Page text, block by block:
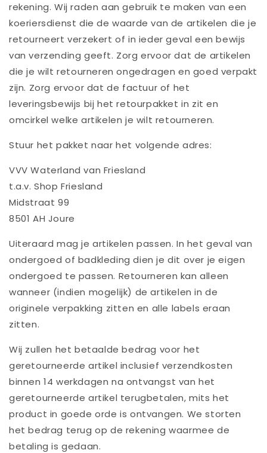
rekening. Wij raden aan gebruik te maken van een
koeriersdienst die de waarde van de artikelen die je
retourneert verzekert of in ieder geval een bewijs
van verzending geeft. Zorg ervoor dat de artikelen
die je wilt retourneren ongedragen en goed verpakt
zijn. Zorg ervoor dat de factuur of het
leveringsbewijs bij het retourpakket in zit en
omcirkel welke artikelen je wilt retourneren.
Stuur het pakket naar het volgende adres:
VVV Waterland van Friesland
t.a.v. Shop Friesland
Midstraat 99
8501 AH Joure
Uiteraard mag je artikelen passen. In het geval van
ondergoed of badkleding dien je dit over je eigen
ondergoed te passen. Retourneren kan alleen
wanneer (indien mogelijk) de artikelen in de
originele verpakking zitten en alle labels eraan
zitten.
Wij zullen het betaalde bedrag voor het
geretourneerde artikel inclusief verzendkosten
binnen 14 werkdagen na ontvangst van het
geretourneerde artikel terugbetalen, mits het
product in goede orde is ontvangen. We storten
het bedrag terug op de rekening waarmee de
betaling is gedaan.